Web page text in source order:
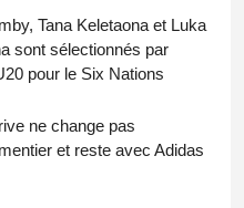
Tana Keletaona et Luka
sont sélectionnés par
pour le Six Nations
ne change pas
et reste avec Adidas